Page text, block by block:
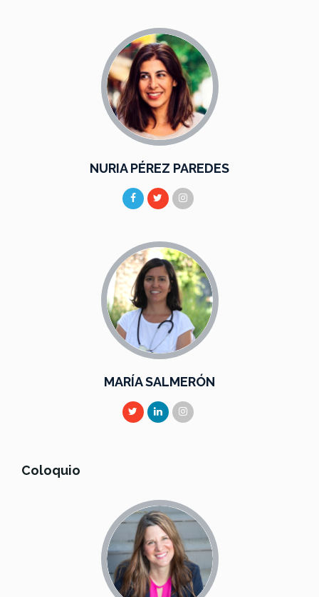
NURIA PÉREZ PAREDES
MARÍA SALMERÓN
Coloquio